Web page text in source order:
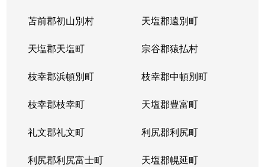
苫前郡初山別村 天塩郡遠別町
天塩郡天塩町 宗谷郡猿払村
枝幸郡浜頓別町 枝幸郡中頓別町
枝幸郡枝幸町 天塩郡豊富町
礼文郡礼文町 利尻郡利尻町
利尻郡利尻富士町 天塩郡幌延町